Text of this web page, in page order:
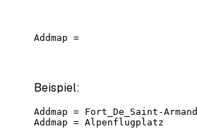
Addmap =
Beispiel:
Addmap = Fort_De_Saint-Armand
Addmap = Alpenflugplatz